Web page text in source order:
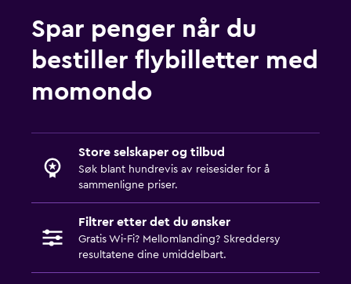
Spar penger når du
bestiller flybilletter med
momondo
Store selskaper og tilbud
Søk blant hundrevis av reisesider for å
sammenligne priser.
Filtrer etter det du ønsker
Gratis Wi-Fi? Mellomlanding? Skreddersy
resultatene dine umiddelbart.